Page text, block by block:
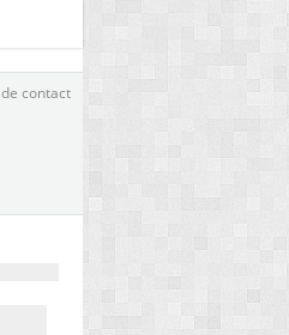
contact